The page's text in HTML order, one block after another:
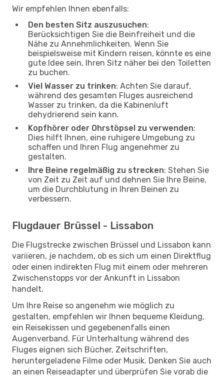
Wir empfehlen Ihnen ebenfalls:
Den besten Sitz auszusuchen:
Berücksichtigen Sie die Beinfreiheit und die
Nähe zu Annehmlichkeiten. Wenn Sie
beispielsweise mit Kindern reisen, könnte es eine
gute Idee sein, Ihren Sitz näher bei den Toiletten
zu buchen.
Viel Wasser zu trinken: Achten Sie darauf,
während des gesamten Fluges ausreichend
Wasser zu trinken, da die Kabinenluft
dehydrierend sein kann.
Kopfhörer oder Ohrstöpsel zu verwenden:
Dies hilft Ihnen, eine ruhigere Umgebung zu
schaffen und Ihren Flug angenehmer zu
gestalten.
Ihre Beine regelmäßig zu strecken: Stehen Sie
von Zeit zu Zeit auf und dehnen Sie Ihre Beine,
um die Durchblutung in Ihren Beinen zu
verbessern.
Flugdauer Brüssel - Lissabon
Die Flugstrecke zwischen Brüssel und Lissabon kann
variieren, je nachdem, ob es sich um einen Direktflug
oder einen indirekten Flug mit einem oder mehreren
Zwischenstopps vor der Ankunft in Lissabon
handelt.
Um Ihre Reise so angenehm wie möglich zu
gestalten, empfehlen wir Ihnen bequeme Kleidung,
ein Reisekissen und gegebenenfalls einen
Augenverband. Für Unterhaltung während des
Fluges eignen sich Bücher, Zeitschriften,
heruntergeladene Filme oder Musik. Denken Sie auch
an einen Reiseadapter und überprüfen Sie vorab die